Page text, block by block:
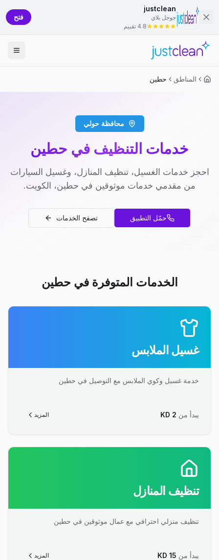
justclean
جوجل بلاي
4.8 تقييم
فتح
المناطق حطين
محافظة حولي
خدمات التنظيف في حطين
احجز خدمات الغسيل، تنظيف المنازل، وغسيل السيارات
من مقدمي خدمات موثوقين في حطين، الكويت.
حمّل التطبيق تصفح الخدمات
الخدمات المتوفرة في حطين
غسيل الملابس
خدمة غسيل وكوي الملابس مع التوصيل في حطين
يبدأ من KD 2 المزيد
تنظيف المنازل
تنظيف منزلي احترافي مع عمال موثوقين في حطين
يبدأ من KD 15 المزيد